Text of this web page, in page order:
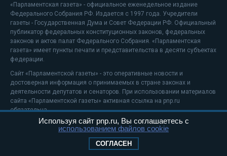
«Парламентская газета» - официальное еженедельное издание
Федерального Собрания РФ. Издается с 1997 года. Учредители
газеты - Государственная Дума и Совет Федерации РФ. Официальный
публикатор федеральных конституционных законов, федеральных
законов и актов палат Федерального Собрания. «Парламентская
газета» имеет пункты печати и представительства в десяти субъектах
федерации.
Сайт «Парламентской газеты» - это оперативные новости и
достоверная информация о принимаемых в стране законах и
деятельности депутатов и сенаторов. При использовании материалов
сайта «Парламентской газеты» активная ссылка на pnp.ru
обязательна.
На информационном ресурсе применяютсярекомендательные
Положение о защите персональных данных
Используя сайт pnp.ru, Вы соглашаетесь с
использованием файлов cookie
СОГЛАСЕН